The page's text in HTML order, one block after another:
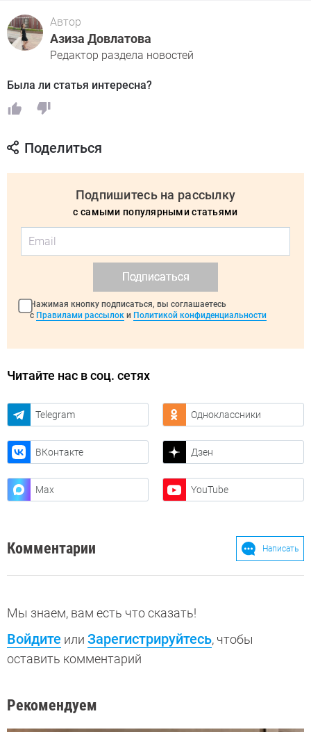
Автор
Азиза Довлатова
Редактор раздела новостей
Была ли статья интересна?
Поделиться
Подпишитесь на рассылку
с самыми популярными статьями
Подписаться
Нажимая кнопку подписаться, вы соглашаетесь
с Правилами рассылок и Политикой конфиденциальности
Читайте нас в соц. сетях
Telegram Одноклассники
ВКонтакте Дзен
Max YouTube
Комментарии Написать
Мы знаем, вам есть что сказать!
Войдите или Зарегистрируйтесь, чтобы
оставить комментарий
Рекомендуем